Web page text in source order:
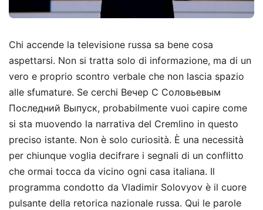
Chi accende la televisione russa sa bene cosa
aspettarsi. Non si tratta solo di informazione, ma di un
vero e proprio scontro verbale che non lascia spazio
alle sfumature. Se cerchi Вечер С Соловьевым
Последний Выпуск, probabilmente vuoi capire come
si sta muovendo la narrativa del Cremlino in questo
preciso istante. Non è solo curiosità. È una necessità
per chiunque voglia decifrare i segnali di un conflitto
che ormai tocca da vicino ogni casa italiana. Il
programma condotto da Vladimir Solovyov è il cuore
pulsante della retorica nazionale russa. Qui le parole